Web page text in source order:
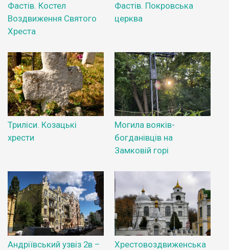
Фастів. Костел
Воздвиження Святого
Хреста
Фастів. Покровська
церква
Триліси. Козацькі
хрести
Могила вояків-
богданівців на
Замковій горі
Андріївський узвіз 2в –
Хрестовоздвиженська